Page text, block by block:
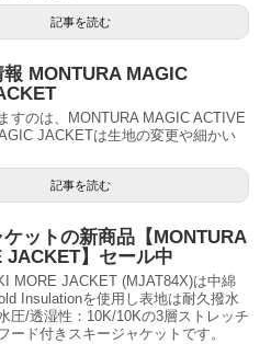
記事を読む
MONTURA MAGIC
すのは、MONTURA MAGIC ACTIVE
JACKETは生地の変更や細かい
記事を読む
ットの新商品【MONTURA
JACKET】セール中
MORE JACKET (MJAT84X)は中綿
Insulationを使用し表地は耐久撥水
圧/透湿性：10K/10Kの3層ストレッチ
ード付きスキージャケットです。